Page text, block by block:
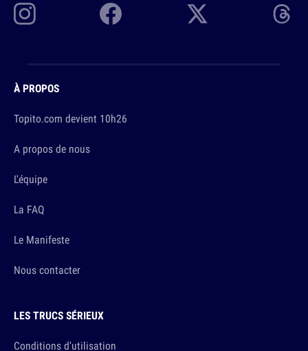
À PROPOS
Topito.com devient 10h26
A propos de nous
L'équipe
La FAQ
Le Manifeste
Nous contacter
LES TRUCS SÉRIEUX
Conditions d'utilisation